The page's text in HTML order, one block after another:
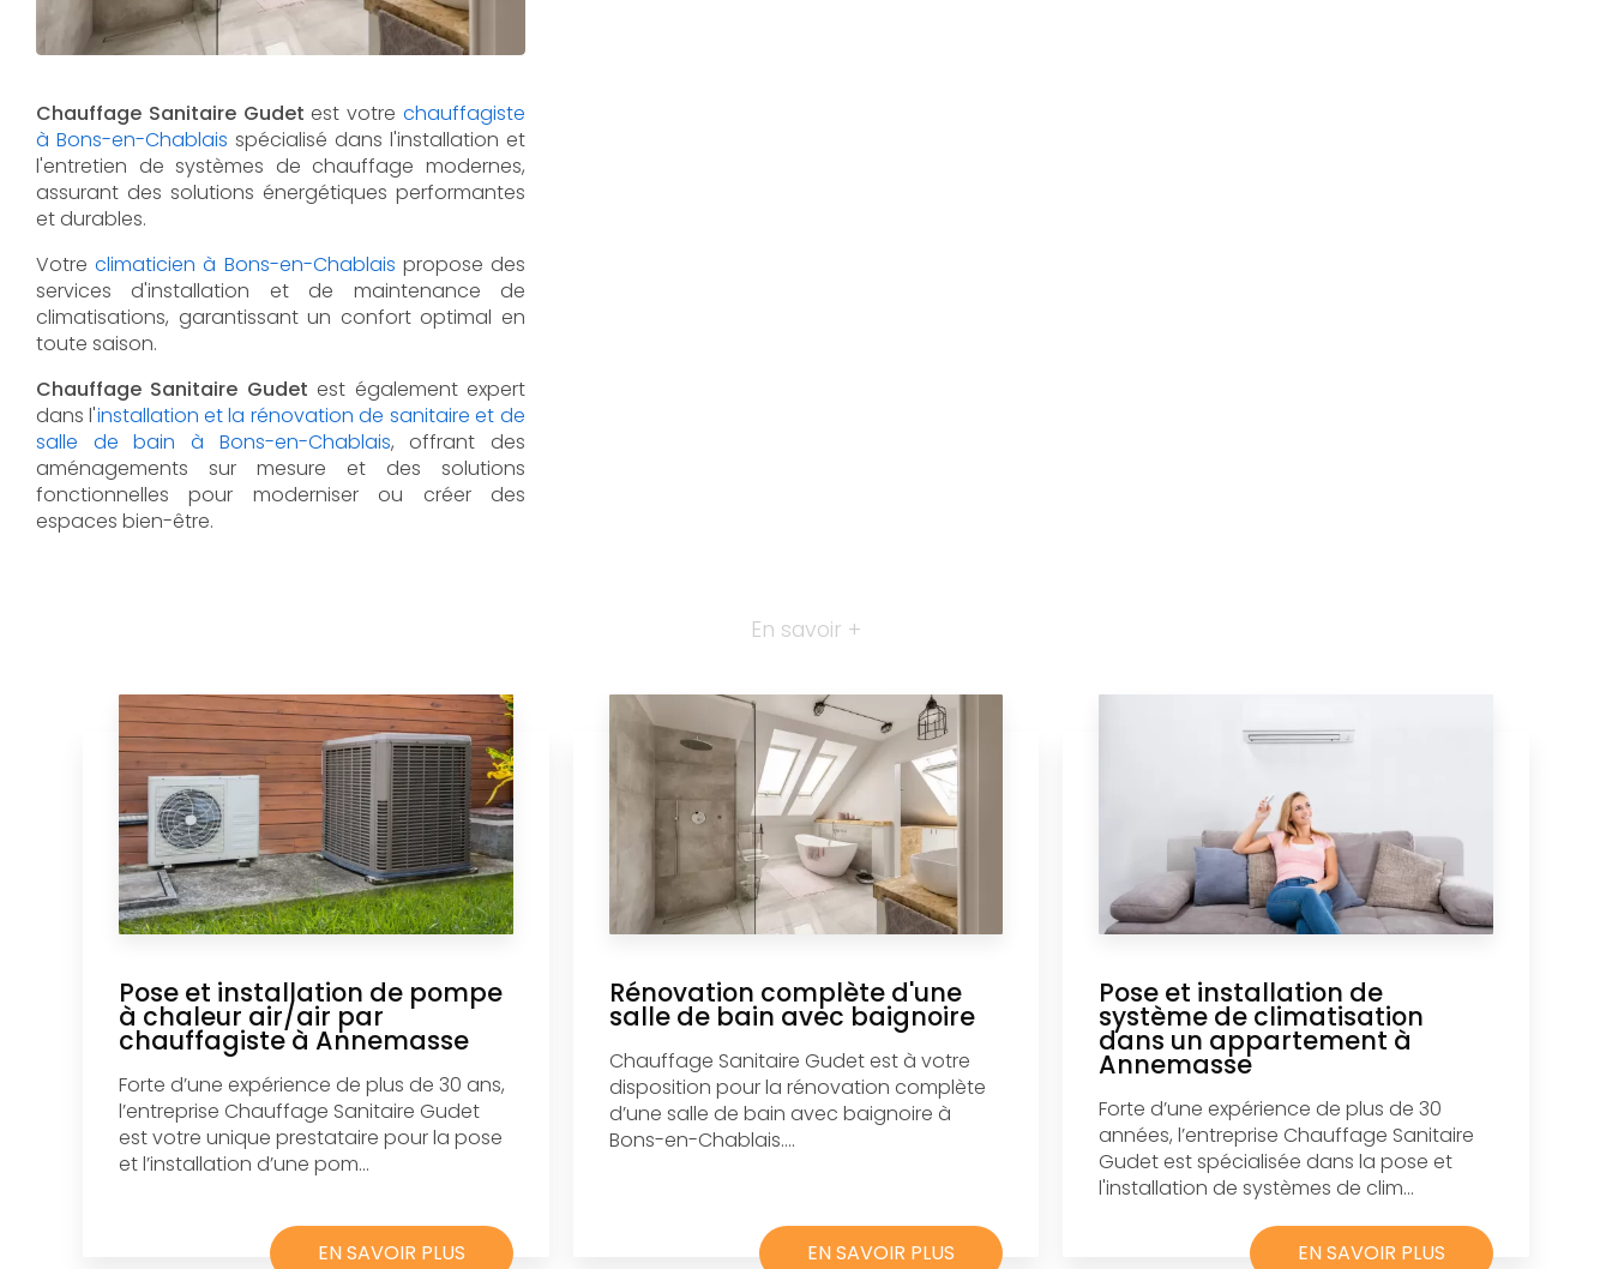
Chauffage Sanitaire Gudet est votre chauffagiste
à Bons-en-Chablais spécialisé dans l'installation et
l'entretien de systèmes de chauffage modernes,
assurant des solutions énergétiques performantes
et durables.
Votreclimaticien à Bons-en-Chablais propose des
services d'installation et de maintenance de
climatisations, garantissant un confort optimal en
toute saison.
Chauffage Sanitaire Gudet est également expert
dans l'installation et la rénovation de sanitaire et de
salle de bain à Bons-en-Chablais, offrant des
aménagements sur mesure et des solutions
fonctionnelles pour moderniser ou créer des
espaces bien-être.
En savoir +
Pose et installation de pompe
à chaleur air/air par
chauffagiste à Annemasse
Forte d’une expérience de plus de 30 ans,
l’entreprise Chauffage Sanitaire Gudet
est votre unique prestataire pour la pose
et l’installation d’une pom...
EN SAVOIR PLUS
Rénovation complète d'une
salle de bain avec baignoire
Chauffage Sanitaire Gudet est à votre
disposition pour la rénovation complète
d’une salle de bain avec baignoire à
Bons-en-Chablais....
EN SAVOIR PLUS
Pose et installation de
système de climatisation
dans un appartement à
Annemasse
Forte d’une expérience de plus de 30
années, l’entreprise Chauffage Sanitaire
Gudet est spécialisée dans la pose et
l'installation de systèmes de clim...
EN SAVOIR PLUS